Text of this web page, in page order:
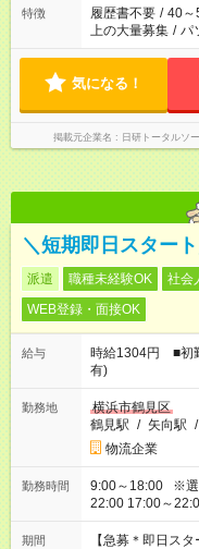
ません
特徴 履歴書不要 / 40～
上の大量募集 / パ
気になる！
掲載元企業名 日研トータルソ
＼短期即日スター
派遣 職種未経験OK 社会
WEB登録・面接OK
給与
時給1304円 ■初
有)
勤務地
横浜市鶴見区
鶴見駅 / 矢向駅 /
物流企業
勤務時間
9:00～18:00 ※選べるシフト制 他に
22:00 17:00～22:00 20:00～翌
にご相談ください
期間
【急募＊即日ス